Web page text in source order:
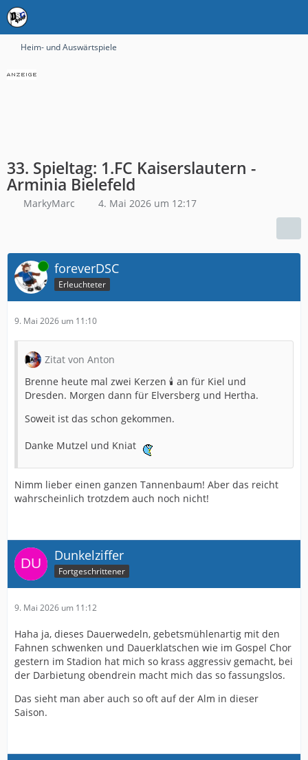
Heim- und Auswärtspiele
33. Spieltag: 1.FC Kaiserslautern -
Arminia Bielefeld
MarkyMarc 4. Mai 2026 um 12:17
Online foreverDSC
Erleuchteter
9. Mai 2026 um 11:10
Zitat von Anton
Brenne heute mal zwei Kerzen 🕯️ an für Kiel und
Dresden. Morgen dann für Elversberg und Hertha.
Soweit ist das schon gekommen.
Danke Mutzel und Kniat
Nimm lieber einen ganzen Tannenbaum! Aber das reicht
wahrscheinlich trotzdem auch noch nicht!
Dunkelziffer
Fortgeschrittener
9. Mai 2026 um 11:12
Haha ja, dieses Dauerwedeln, gebetsmühlenartig mit den
Fahnen schwenken und Dauerklatschen wie im Gospel Chor
gestern im Stadion hat mich so krass aggressiv gemacht, bei
der Darbietung obendrein macht mich das so fassungslos.
Das sieht man aber auch so oft auf der Alm in dieser
Saison.